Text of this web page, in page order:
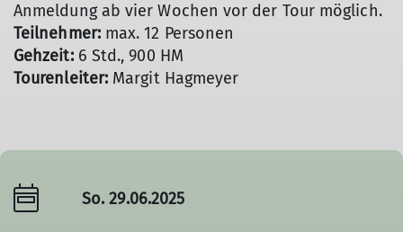
Anmeldung ab vier Wochen vor der Tour möglich.
Teilnehmer:max. 12 Personen
Gehzeit:6 Std., 900 HM
Tourenleiter: Margit Hagmeyer
So. 29.06.2025